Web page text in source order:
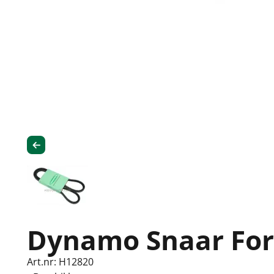
Dynamo Snaar
Art.nr: H12820